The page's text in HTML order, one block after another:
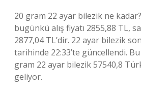
20 gram 22 ayar bilezik ne
bugünkü alış fiyatı 2855,88 TL,
2877,04 TL’dir. 22 ayar bilezik
tarihinde 22:33’te güncellendi.
gram 22 ayar bilezik 57540,8
geliyor.